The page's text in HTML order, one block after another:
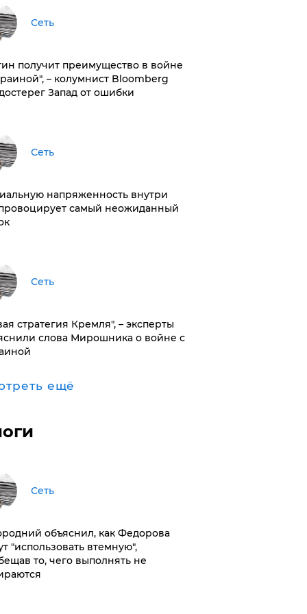
Сеть
получит преимущество в войне
– колумнист Bloomberg
Запад от ошибки
Сеть
напряженность внутри
самый неожиданный
Сеть
стратегия Кремля", – эксперты
слова Мирошника о войне с
ещё
Сеть
объяснил, как Федорова
"использовать втемную",
то, чего выполнять не